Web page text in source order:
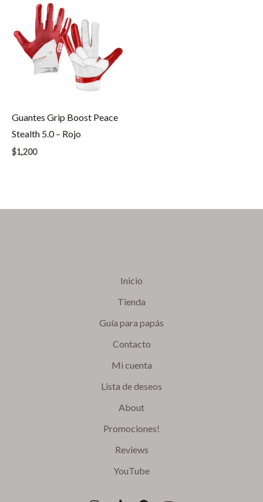
Guantes Grip Boost Peace
Stealth 5.0 – Rojo
$1,200
Inicio
Tienda
Guía para papás
Contacto
Mi cuenta
Lista de deseos
About
Promociones!
Reviews
YouTube